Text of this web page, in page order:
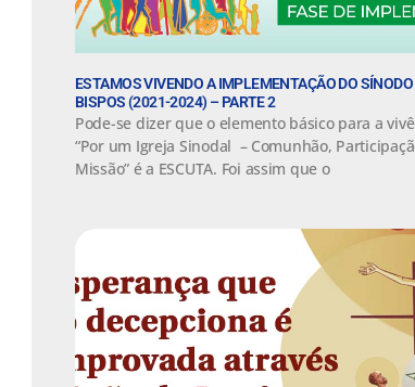
ESTAMOS VIVENDO A IMPLEMENTAÇÃO DO SÍNODO
BISPOS (2021-2024) – PARTE 2
Pode-se dizer que o elemento básico para a
“Por um Igreja Sinodal – Comunhão,
Missão” é a ESCUTA. Foi assim que o